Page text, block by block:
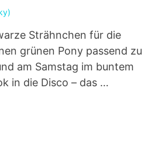
Strähnchen für die
grünen Pony passend zu
am Samstag im buntem
in die Disco – das …